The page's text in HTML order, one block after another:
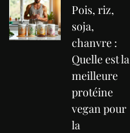
Pois, riz,
soja,
chanvre :
Quelle est la
meilleure
protéine
vegan pour
la